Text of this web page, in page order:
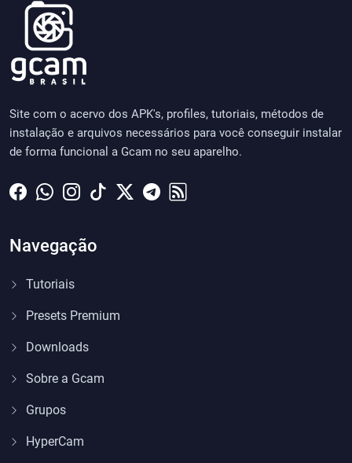
Site com o acervo dos APK's, profiles, tutoriais, métodos de
instalação e arquivos necessários para você conseguir instalar
de forma funcional a Gcam no seu aparelho.
Navegação
Tutoriais
Presets Premium
Downloads
Sobre a Gcam
Grupos
HyperCam